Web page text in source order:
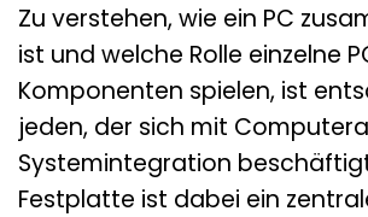
Zu verstehen, wie ein PC
ist und welche Rolle einzelne
Komponenten spielen, ist
jeden, der sich mit
Systemintegration
Festplatte ist dabei ein